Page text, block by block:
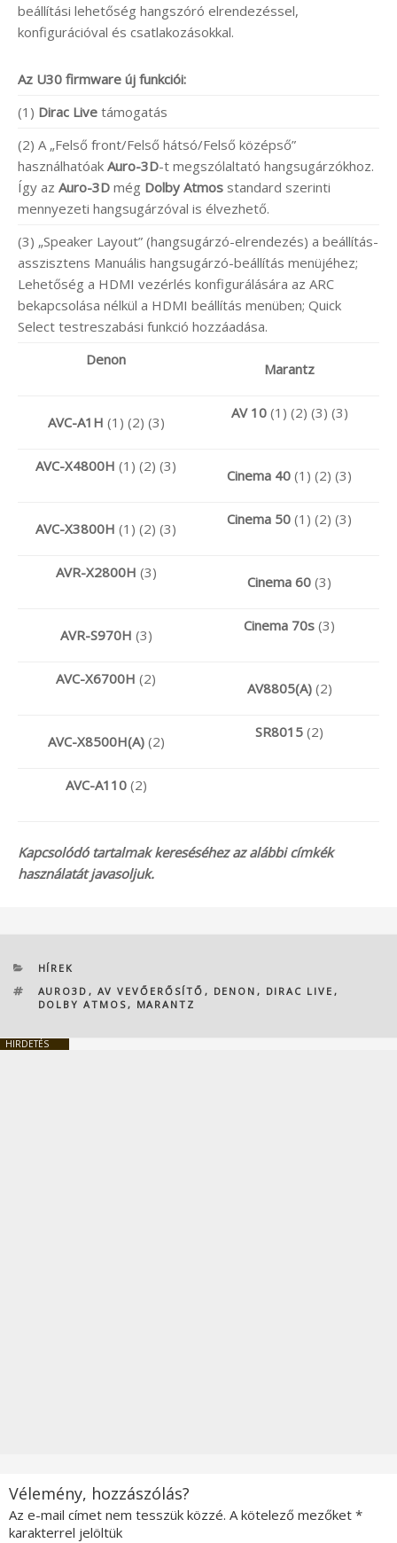
beállítási lehetőség hangszóró elrendezéssel,
konfigurációval és csatlakozásokkal.
Az U30 firmware új funkciói:
(1) Dirac Live támogatás
(2) A „Felső front/Felső hátsó/Felső középső”
használhatóak Auro-3D-t megszólaltató hangsugárzókhoz.
Így az Auro-3D még Dolby Atmos standard szerinti
mennyezeti hangsugárzóval is élvezhető.
(3) „Speaker Layout” (hangsugárzó-elrendezés) a beállítás-
asszisztens Manuális hangsugárzó-beállítás menüjéhez;
Lehetőség a HDMI vezérlés konfigurálására az ARC
bekapcsolása nélkül a HDMI beállítás menüben; Quick
Select testreszabási funkció hozzáadása.
Denon
Marantz
AVC-A1H (1) (2) (3)
AV 10(1) (2) (3) (3)
AVC-X4800H (1) (2) (3)
Cinema 40 (1) (2) (3)
AVC-X3800H (1) (2) (3)
Cinema 50 (1) (2) (3)
AVR-X2800H (3)
Cinema 60 (3)
AVR-S970H (3)
Cinema 70s (3)
AVC-X6700H (2)
AV8805(A)(2)
AVC-X8500H(A)(2)
SR8015 (2)
AVC-A110(2)
Kapcsolódó tartalmak kereséséhez az alábbi címkék
használatát javasoljuk.
KATEGÓRIÁK
HÍREK
CÍMKÉK
AURO3D , AV VEVŐERŐSÍTŐ , DENON , DIRAC LIVE ,
DOLBY ATMOS , MARANTZ
HIRDETÉS
Vélemény, hozzászólás?
Az e-mail címet nem tesszük közzé. A kötelező mezőket *
karakterrel jelöltük